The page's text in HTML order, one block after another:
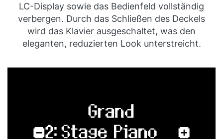
LC-Display sowie das Bedienfeld vollständig
verbergen. Durch das Schließen des Deckels
wird das Klavier ausgeschaltet, was den
eleganten, reduzierten Look unterstreicht.